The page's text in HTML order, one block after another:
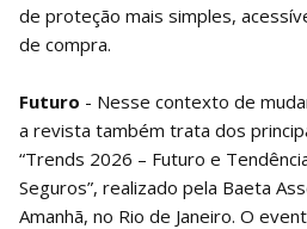
de proteção mais simples,
de compra.
Futuro - Nesse contexto de
a revista também trata dos
“Trends 2026 – Futuro e
Seguros”, realizado pela Baeta
Amanhã, no Rio de Janeiro. O